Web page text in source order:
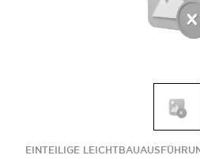
EINTEILIGE